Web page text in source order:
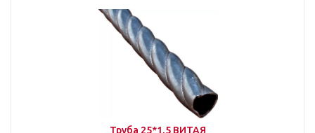
Труба 25*1,5 ВИТАЯ